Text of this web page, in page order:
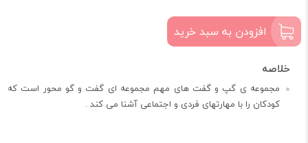
افزودن به سبد خرید
مجموعه ی گپ و گفت های مهم مجموعه ای گفت و گو محور است که
کودکان را با مهارتهای فردی و اجتماعی آشنا می کند .